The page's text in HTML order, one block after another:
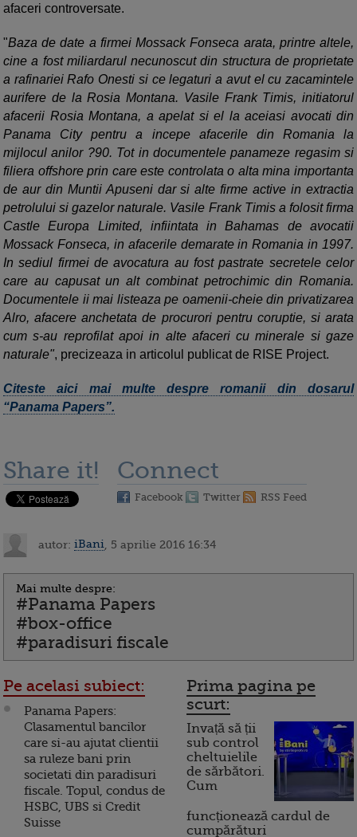
afaceri controversate.
"Baza de date a firmei Mossack Fonseca arata, printre altele,
cine a fost miliardarul necunoscut din structura de proprietate
a rafinariei Rafo Onesti si ce legaturi a avut el cu zacamintele
aurifere de la Rosia Montana. Vasile Frank Timis, initiatorul
afacerii Rosia Montana, a apelat si el la aceiasi avocati din
Panama City pentru a incepe afacerile din Romania la
mijlocul anilor ?90. Tot in documentele panameze regasim si
filiera offshore prin care este controlata o alta mina importanta
de aur din Muntii Apuseni dar si alte firme active in extractia
petrolului si gazelor naturale. Vasile Frank Timis a folosit firma
Castle Europa Limited, infiintata in Bahamas de avocatii
Mossack Fonseca, in afacerile demarate in Romania in 1997.
In sediul firmei de avocatura au fost pastrate secretele celor
care au capusat un alt combinat petrochimic din Romania.
Documentele ii mai listeaza pe oamenii-cheie din privatizarea
Alro, afacere anchetata de procurori pentru coruptie, si arata
cum s-au reprofilat apoi in alte afaceri cu minerale si gaze
naturale", precizeaza in articolul publicat de RISE Project.
Citeste aici mai multe despre romanii din dosarul
“Panama Papers”.
Share it! Connect
Facebook Twitter RSS Feed
autor: iBani , 5 aprilie 2016 16:34
Mai multe despre:
#Panama Papers
#box-office
#paradisuri fiscale
Pe acelasi subiect:
Panama Papers:
Clasamentul bancilor
care si-au ajutat clientii
sa ruleze bani prin
societati din paradisuri
fiscale. Topul, condus de
HSBC, UBS si Credit
Suisse
Prima pagina pe
scurt:
Invață să ții
sub control
cheltuielile
de sărbători.
Cum
funcționează cardul de
cumpărături